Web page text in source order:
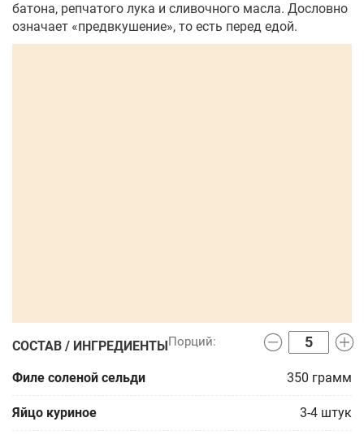
батона, репчатого лука и сливочного масла. Дословно
означает «предвкушение», то есть перед едой.
СОСТАВ / ИНГРЕДИЕНТЫ
Филе соленой сельди 350 грамм
Яйцо куриное 3-4 штук